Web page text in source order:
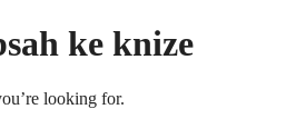
ke knize
looking for.